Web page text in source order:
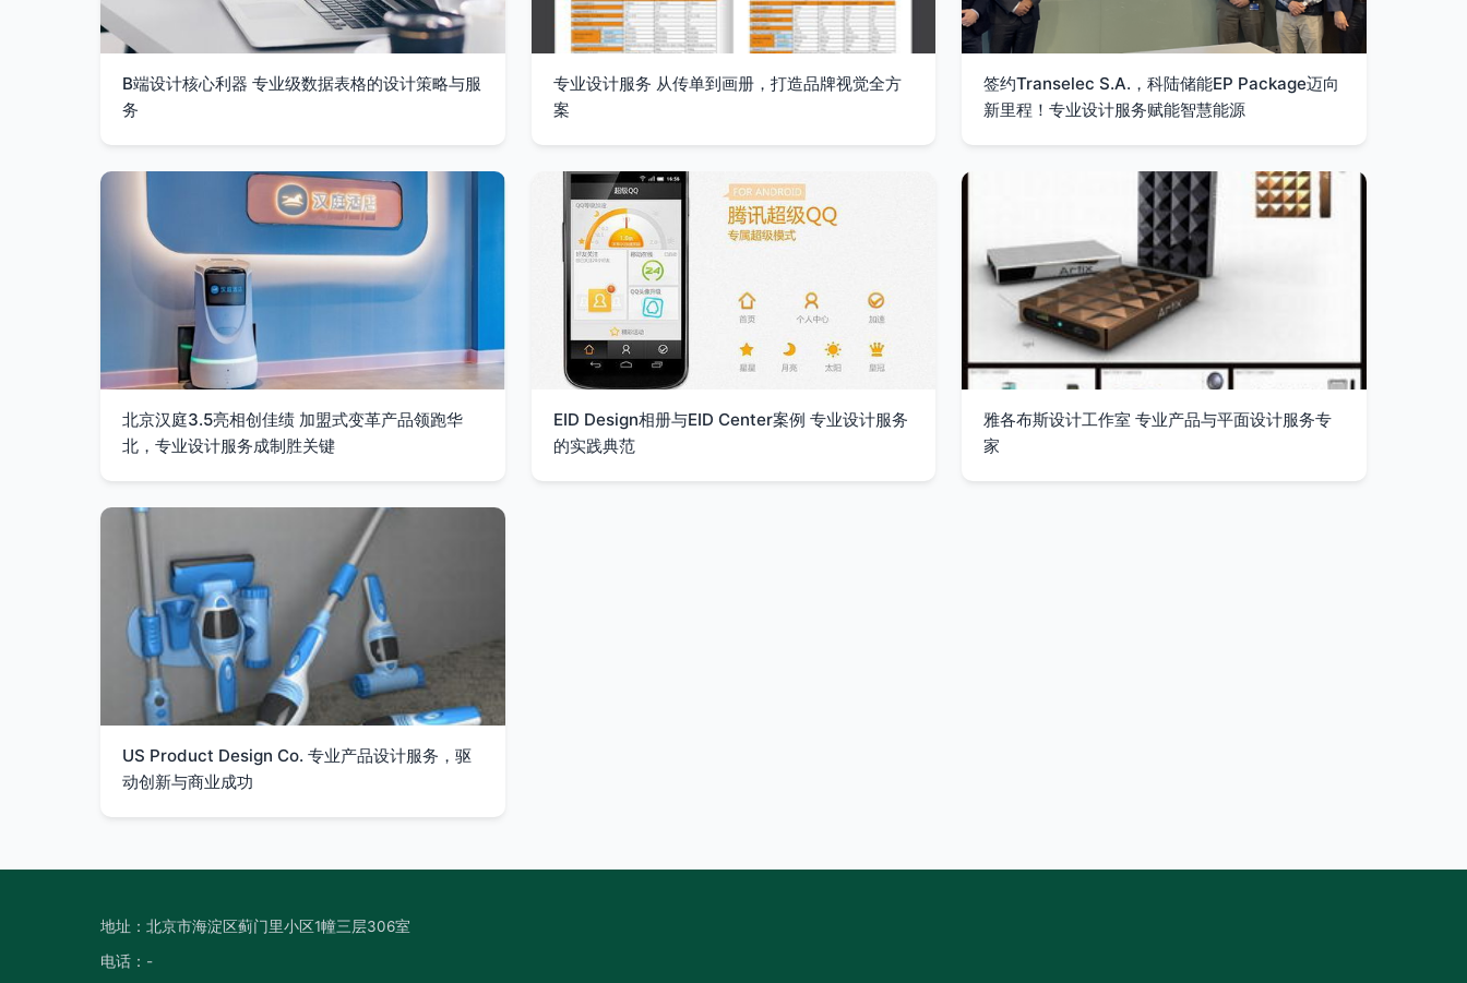
B端设计核心利器 专业级数据表格的设计策略与服
务
专业设计服务 从传单到画册，打造品牌视觉全方
案
签约Transelec S.A.，科陆储能EP Package迈向
新里程！专业设计服务赋能智慧能源
北京汉庭3.5亮相创佳绩 加盟式变革产品领跑华
北，专业设计服务成制胜关键
EID Design相册与EID Center案例 专业设计服务
的实践典范
雅各布斯设计工作室 专业产品与平面设计服务专
家
US Product Design Co. 专业产品设计服务，驱
动创新与商业成功
地址：北京市海淀区蓟门里小区1幢三层306室
电话：-